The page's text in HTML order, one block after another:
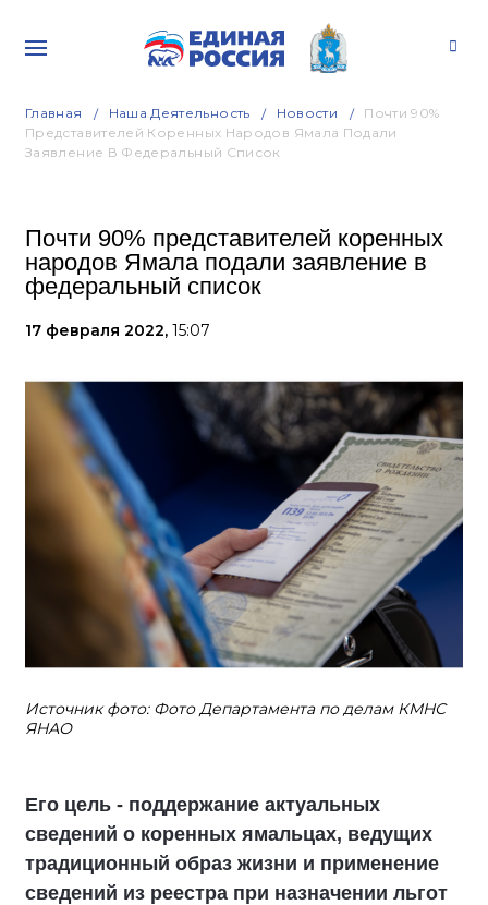
Главная Наша Деятельность Новости
Почти 90%
Представителей Коренных Народов Ямала Подали
Заявление В Федеральный Список
Почти 90% представителей коренных
народов Ямала подали заявление в
федеральный список
17 февраля 2022, 15:07
Источник фото: Фото Департамента по делам КМНС
ЯНАО
Его цель - поддержание актуальных
сведений о коренных ямальцах, ведущих
традиционный образ жизни и применение
сведений из реестра при назначении льгот